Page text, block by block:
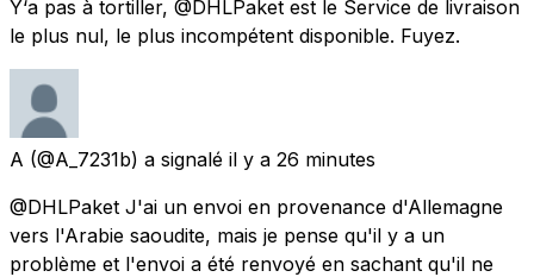
Y‘a pas à tortiller, @DHLPaket est le Service de livraison
le plus nul, le plus incompétent disponible. Fuyez.
A (@A_7231b) a signalé il y a 26 minutes
@DHLPaket J'ai un envoi en provenance d'Allemagne
vers l'Arabie saoudite, mais je pense qu'il y a un
problème et l'envoi a été renvoyé en sachant qu'il ne